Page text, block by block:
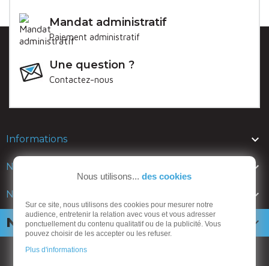
Mandat administratif
Paiement administratif
Une question ?
Contactez-nous
Informations 
Nos lignes 
Nos catalogues 
Newsletter 
Nous utilisons... des cookies
Sur ce site, nous utilisons des cookies pour mesurer notre
audience, entretenir la relation avec vous et vous adresser
ponctuellement du contenu qualitatif ou de la publicité. Vous
pouvez choisir de les accepter ou les refuser.
Plus d'informationsANSEMBLE mobiliers urbains